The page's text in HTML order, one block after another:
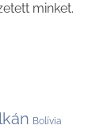
minket.
Bolívia